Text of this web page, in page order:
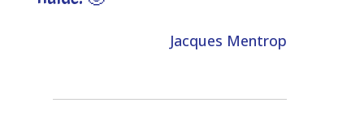
Jacques Mentrop